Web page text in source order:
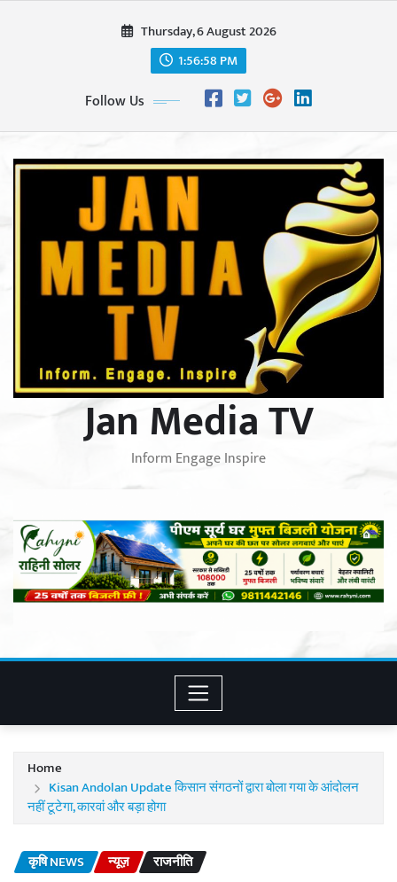
Thursday, 6 August 2026
1:56:59 PM
Follow Us
Jan Media TV
Inform Engage Inspire
Home
Kisan Andolan Update किसान संगठनों द्वारा बोला गया के आंदोलन
नहीं टूटेगा, कारवां और बड़ा होगा
कृषि NEWS न्यूज़ राजनीति